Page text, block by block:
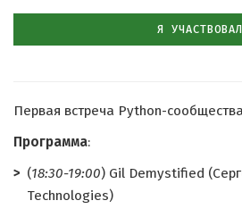
Я УЧАСТВОВАЛ
Первая встреча Python-сообщества
Программа:
(18:30-19:00) Gil Demystified
Technologies)